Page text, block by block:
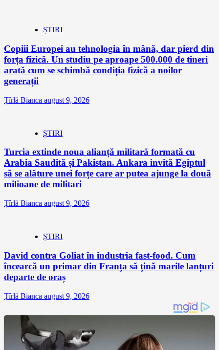
ȘTIRI
Copiii Europei au tehnologia în mână, dar pierd din
forța fizică. Un studiu pe aproape 500.000 de tineri
arată cum se schimbă condiția fizică a noilor
generații
Țîrlă Bianca august 9, 2026
ȘTIRI
Turcia extinde noua alianță militară formată cu
Arabia Saudită și Pakistan. Ankara invită Egiptul
să se alăture unei forțe care ar putea ajunge la două
milioane de militari
Țîrlă Bianca august 9, 2026
ȘTIRI
David contra Goliat în industria fast-food. Cum
încearcă un primar din Franța să țină marile lanțuri
departe de oraș
Țîrlă Bianca august 9, 2026